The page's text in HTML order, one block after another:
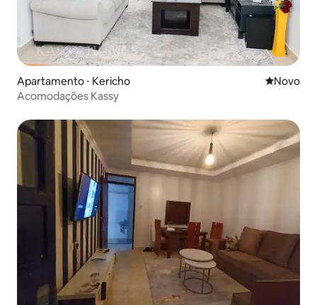
Apartamento ⋅ Kericho Novo
Novo
Acomodações Kassy